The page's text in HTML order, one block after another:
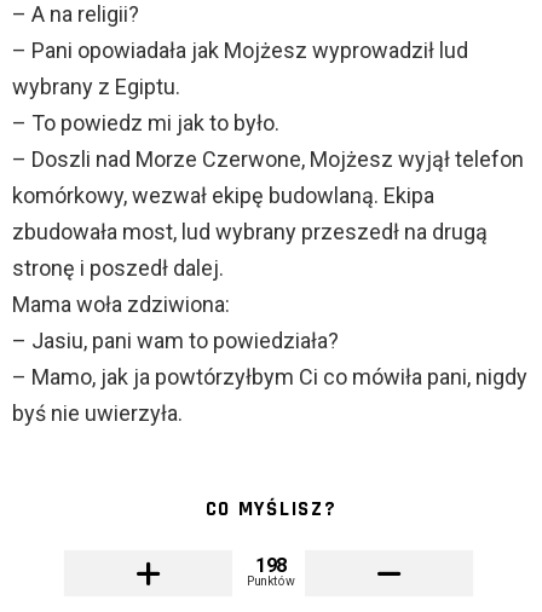
– A na religii?
– Pani opowiadała jak Mojżesz wyprowadził lud
wybrany z Egiptu.
– To powiedz mi jak to było.
– Doszli nad Morze Czerwone, Mojżesz wyjął telefon
komórkowy, wezwał ekipę budowlaną. Ekipa
zbudowała most, lud wybrany przeszedł na drugą
stronę i poszedł dalej.
Mama woła zdziwiona:
– Jasiu, pani wam to powiedziała?
– Mamo, jak ja powtórzyłbym Ci co mówiła pani, nigdy
byś nie uwierzyła.
CO MYŚLISZ?
198
Punktów